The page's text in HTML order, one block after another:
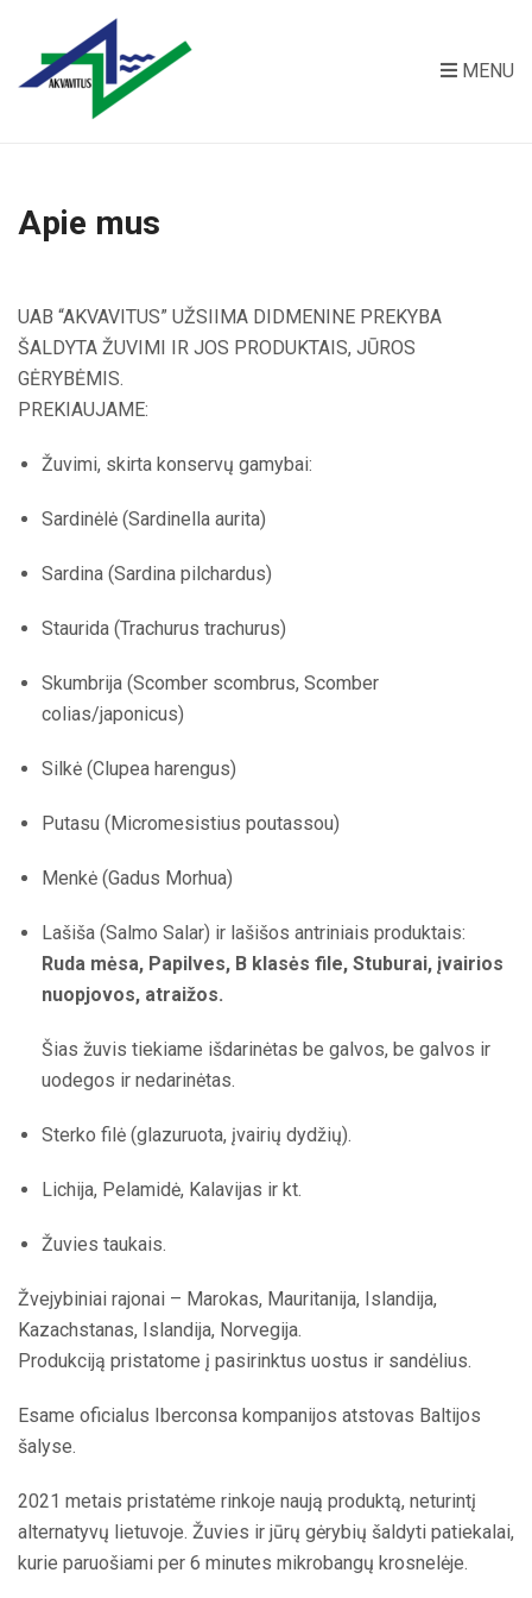
MENU
Apie mus
UAB “AKVAVITUS” UŽSIIMA DIDMENINE PREKYBA
ŠALDYTA ŽUVIMI IR JOS PRODUKTAIS, JŪROS
GĖRYBĖMIS.
PREKIAUJAME:
Žuvimi, skirta konservų gamybai:
Sardinėlė (Sardinella aurita)
Sardina (Sardina pilchardus)
Staurida (Trachurus trachurus)
Skumbrija (Scomber scombrus, Scomber
colias/japonicus)
Silkė (Clupea harengus)
Putasu (Micromesistius poutassou)
Menkė (Gadus Morhua)
Lašiša (Salmo Salar) ir lašišos antriniais produktais:
Ruda mėsa, Papilves, B klasės file, Stuburai, įvairios
nuopjovos, atraižos.
Šias žuvis tiekiame išdarinėtas be galvos, be galvos ir
uodegos ir nedarinėtas.
Sterko filė (glazuruota, įvairių dydžių).
Lichija, Pelamidė, Kalavijas ir kt.
Žuvies taukais.
Žvejybiniai rajonai – Marokas, Mauritanija, Islandija,
Kazachstanas, Islandija, Norvegija.
Produkciją pristatome į pasirinktus uostus ir sandėlius.
Esame oficialus Iberconsa kompanijos atstovas Baltijos
šalyse.
2021 metais pristatėme rinkoje naują produktą, neturintį
alternatyvų lietuvoje. Žuvies ir jūrų gėrybių šaldyti patiekalai,
kurie paruošiami per 6 minutes mikrobangų krosnelėje.